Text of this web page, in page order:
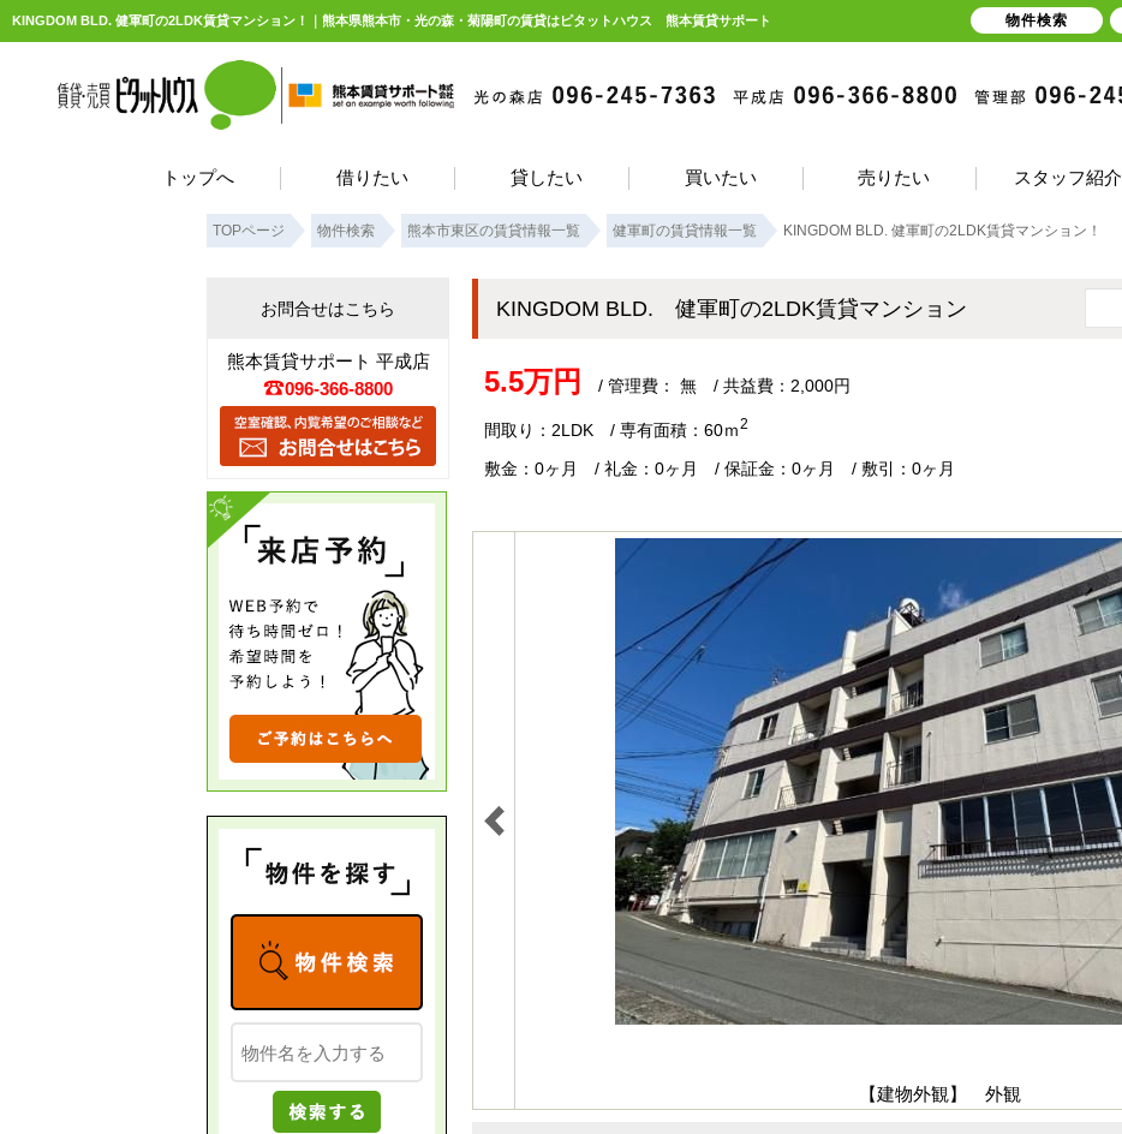
KINGDOM BLD. 健軍町の2LDK賃貸マンション！｜熊本県熊本市・光の森・菊陽町の賃貸はピタットハウス 熊本賃貸サポート
トップへ 借りたい 貸したい 買いたい 売りたい スタッフ紹介
TOPページ 物件検索 熊本市東区の賃貸情報一覧 健軍町の賃貸情報一覧 KINGDOM BLD. 健軍町の2LDK賃貸マンション！
KINGDOM BLD. 健軍町の2LDK賃貸マンション
5.5万円 / 管理費： 無 / 共益費：2,000円
間取り：2LDK / 専有面積：60ｍ2
敷金：0ヶ月 / 礼金：0ヶ月 / 保証金：0ヶ月 / 敷引：0ヶ月
【建物外観】 外観
お問合せはこちら
熊本賃貸サポート 平成店
096-366-8800
物件検索